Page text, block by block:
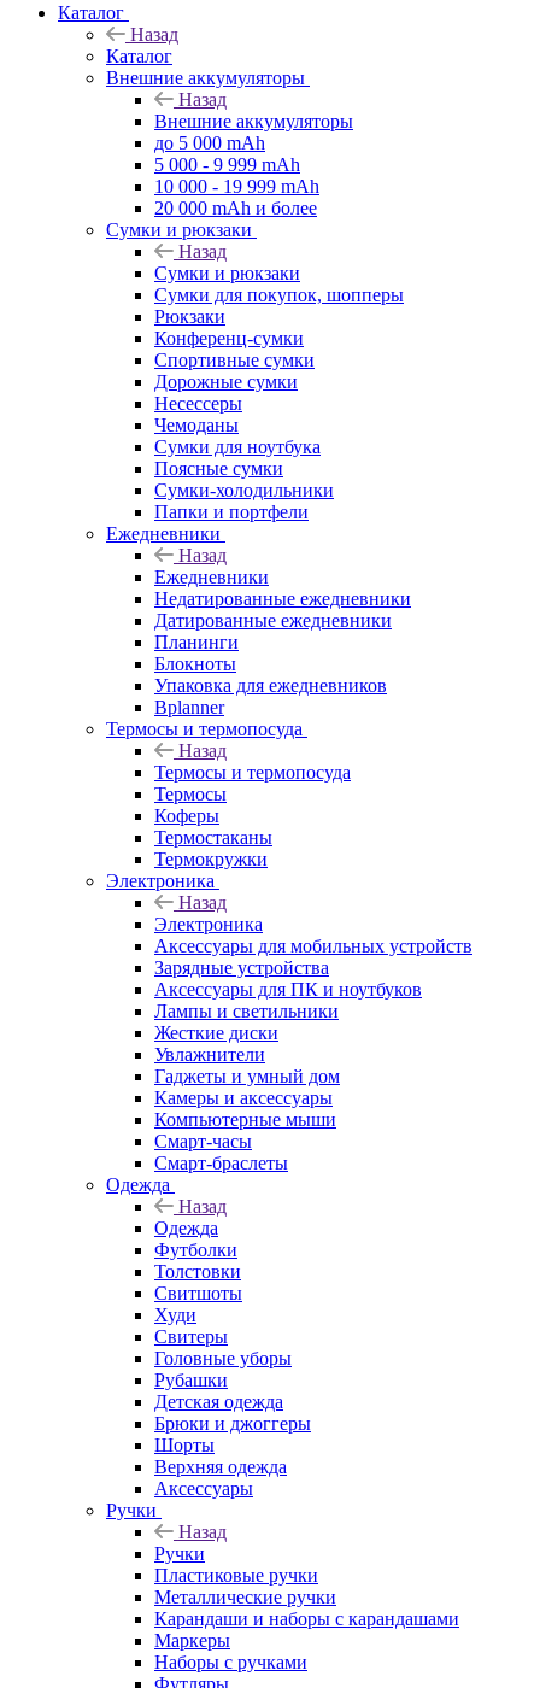
Каталог
Назад
Каталог
Внешние аккумуляторы
Назад
Внешние аккумуляторы
до 5 000 mAh
5 000 - 9 999 mAh
10 000 - 19 999 mAh
20 000 mAh и более
Сумки и рюкзаки
Назад
Сумки и рюкзаки
Сумки для покупок, шопперы
Рюкзаки
Конференц-сумки
Спортивные сумки
Дорожные сумки
Несессеры
Чемоданы
Сумки для ноутбука
Поясные сумки
Сумки-холодильники
Папки и портфели
Ежедневники
Назад
Ежедневники
Недатированные ежедневники
Датированные ежедневники
Планинги
Блокноты
Упаковка для ежедневников
Bplanner
Термосы и термопосуда
Назад
Термосы и термопосуда
Термосы
Коферы
Термостаканы
Термокружки
Электроника
Назад
Электроника
Аксессуары для мобильных устройств
Зарядные устройства
Аксессуары для ПК и ноутбуков
Лампы и светильники
Жесткие диски
Увлажнители
Гаджеты и умный дом
Камеры и аксессуары
Компьютерные мыши
Смарт-часы
Смарт-браслеты
Одежда
Назад
Одежда
Футболки
Толстовки
Свитшоты
Худи
Свитеры
Головные уборы
Рубашки
Детская одежда
Брюки и джоггеры
Шорты
Верхняя одежда
Аксессуары
Ручки
Назад
Ручки
Пластиковые ручки
Металлические ручки
Карандаши и наборы с карандашами
Маркеры
Наборы с ручками
Футляры